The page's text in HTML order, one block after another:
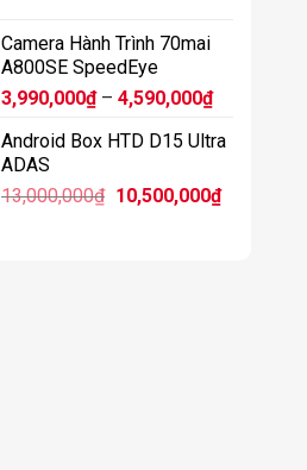
Camera Hành Trình 70mai
A800SE SpeedEye
3,990,000₫ – 4,590,000₫Khoảng
từ
đến
Android Box HTD D15 Ultra
ADAS
13,000,000₫ Giá
10,500,000₫Giá